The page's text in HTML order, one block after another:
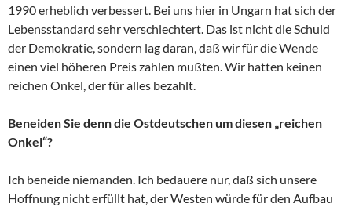
1990 erheblich verbessert. Bei uns hier in Ungarn hat sich der
Lebensstandard sehr verschlechtert. Das ist nicht die Schuld
der Demokratie, sondern lag daran, daß wir für die Wende
einen viel höheren Preis zahlen mußten. Wir hatten keinen
reichen Onkel, der für alles bezahlt.
Beneiden Sie denn die Ostdeutschen um diesen „reichen
Onkel“?
Ich beneide niemanden. Ich bedauere nur, daß sich unsere
Hoffnung nicht erfüllt hat, der Westen würde für den Aufbau